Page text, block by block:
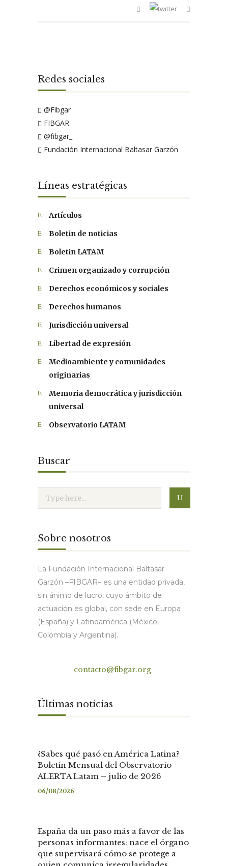
Redes sociales
@Fibgar
FIBGAR
@fibgar_
Fundación Internacional Baltasar Garzón
Líneas estratégicas
Artículos
Boletin de noticias
Boletin LATAM
Crimen organizado y corrupción
Derechos económicos y sociales
Derechos humanos
Jurisdicción universal
Libertad de expresión
Medioambiente y comunidades
originarias
Memoria democrática y jurisdicción
universal
Observatorio LATAM
Buscar
Sobre nosotros
La Fundación Internacional Baltasar
Garzón –FIBGAR– es una entidad privada,
sin ánimo de lucro, cuyo ámbito de
actuación es global, con sede en Europa
(España) y Latinoamérica (México,
Colombia y Argentina).
contacto@fibgar.org
Últimas noticias
¿Sabes qué pasó en América Latina?
Boletín Mensual del Observatorio
ALERTA Latam – julio de 2026
06/08/2026
España da un paso más a favor de las
personas informantes: nace el órgano
que supervisará cómo se protege a